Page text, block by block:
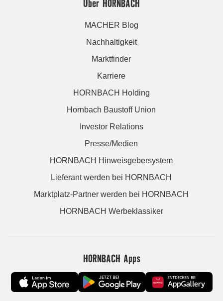
Über HORNBACH
MACHER Blog
Nachhaltigkeit
Marktfinder
Karriere
HORNBACH Holding
Hornbach Baustoff Union
Investor Relations
Presse/Medien
HORNBACH Hinweisgebersystem
Lieferant werden bei HORNBACH
Marktplatz-Partner werden bei HORNBACH
HORNBACH Werbeklassiker
HORNBACH Apps